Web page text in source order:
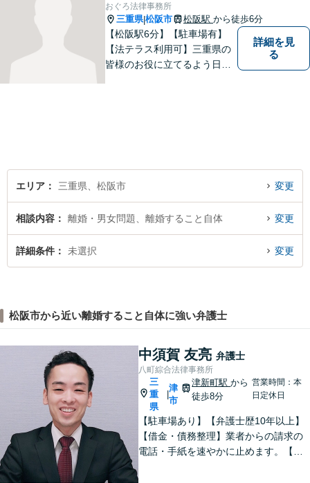
おぐろ法律事務所
三重県|松阪市 松阪駅 から徒歩6分
【松阪駅6分】【駐車場有】
【法テラス利用可】三重県の
皆様のお役に立てるよう日々
詳細を見
る
エリア 三重県、松阪市 変更
相談内容 離婚・男女問題、離婚すること自体 変更
詳細条件 未選択 変更
松阪市から近い離婚すること自体に強い弁護士
中須賀 友亮 弁護士
八町綜合法律事務所
三
重
県
|
津
市
津新町駅から
徒歩8分
営業時間：本
日定休日
【駐車場あり】【弁護士歴10年以上】
【借金・債務整理】業者からの請求の
電話・手紙を速やかに止めます。【交